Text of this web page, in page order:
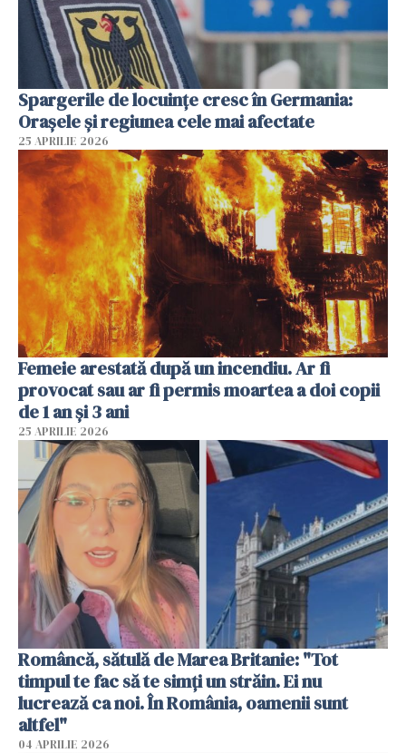
Spargerile de locuințe cresc în Germania:
Orașele și regiunea cele mai afectate
25 APRILIE 2026
Femeie arestată după un incendiu. Ar fi
provocat sau ar fi permis moartea a doi copii
de 1 an și 3 ani
25 APRILIE 2026
Româncă, sătulă de Marea Britanie: "Tot
timpul te fac să te simți un străin. Ei nu
lucrează ca noi. În România, oamenii sunt
altfel"
04 APRILIE 2026